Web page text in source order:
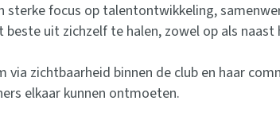
sterke focus op talentontwikkeling,
beste uit zichzelf te halen, zowel op als
via zichtbaarheid binnen de club en haar
elkaar kunnen ontmoeten.